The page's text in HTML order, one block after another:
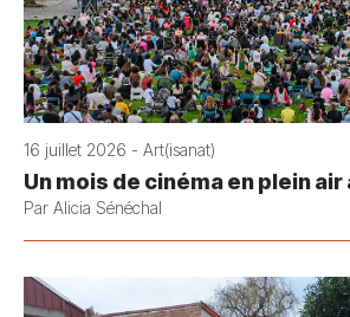
16 juillet 2026 - Art(isanat)
Un mois de cinéma en plein
Par Alicia Sénéchal